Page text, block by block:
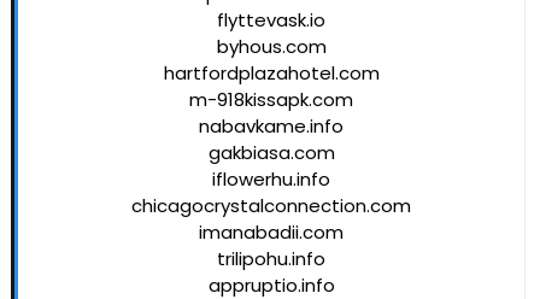
flyttevask.io
byhous.com
hartfordplazahotel.com
m-918kissapk.com
nabavkame.info
gakbiasa.com
iflowerhu.info
chicagocrystalconnection.com
imanabadii.com
trilipohu.info
appruptio.info